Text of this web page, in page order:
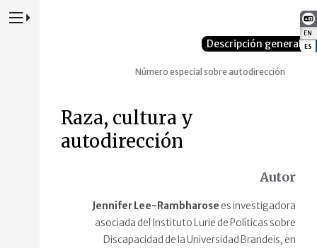
EN
ES
Presione para alternar la navegación principal del sitio web
Descripción general
Número especial sobre autodirección
Raza, cultura y
autodirección
Autor
Jennifer Lee-Rambharose es investigadora
asociada del Instituto Lurie de Políticas sobre
Discapacidad de la Universidad Brandeis, en